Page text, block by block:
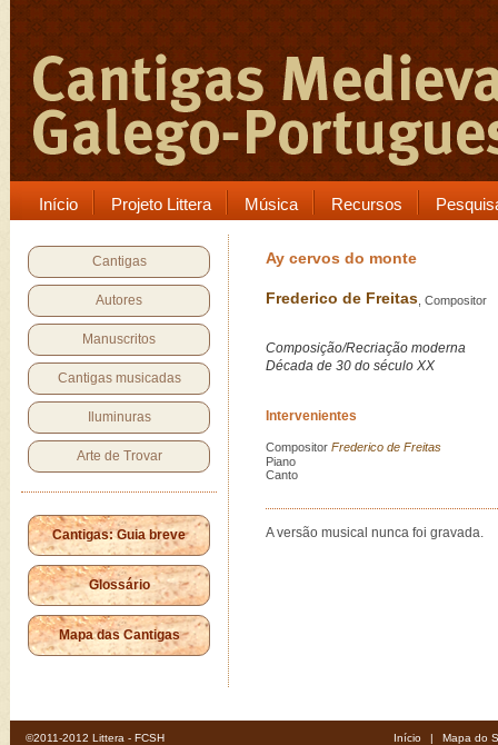
Início Projeto Littera Música Recursos
Cantigas
Autores
Manuscritos
Cantigas musicadas
Iluminuras
Arte de Trovar
Cantigas: Guia breve
Glossário
Mapa das Cantigas
Ay cervos do monte
Frederico de Freitas , Compositor
Composição/Recriação moderna
Década de 30 do século XX
Intervenientes
Compositor Frederico de Freitas
Piano
Canto
A versão musical nunca foi gravada.
©2011-2012 Littera - FCSH Início | Mapa do